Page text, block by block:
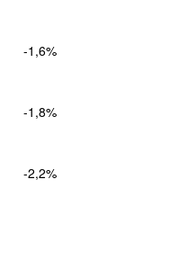
-1,6%
-1,8%
-2,2%